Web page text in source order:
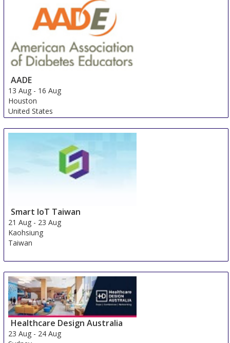
AADE
13 Aug - 16 Aug
Houston
United States
Smart IoT Taiwan
21 Aug - 23 Aug
Kaohsiung
Taiwan
Healthcare Design Australia
23 Aug - 24 Aug